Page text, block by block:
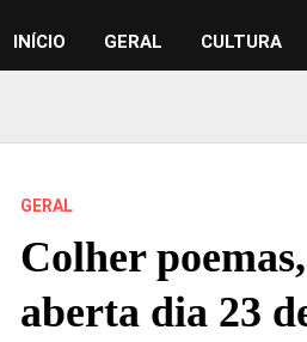
INÍCIO GERAL CULTURA
GERAL
Colher
aberta dia 23